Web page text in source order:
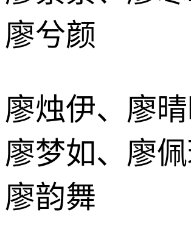
廖兮颜
廖烛伊、廖晴
廖梦如、廖佩
廖韵舞